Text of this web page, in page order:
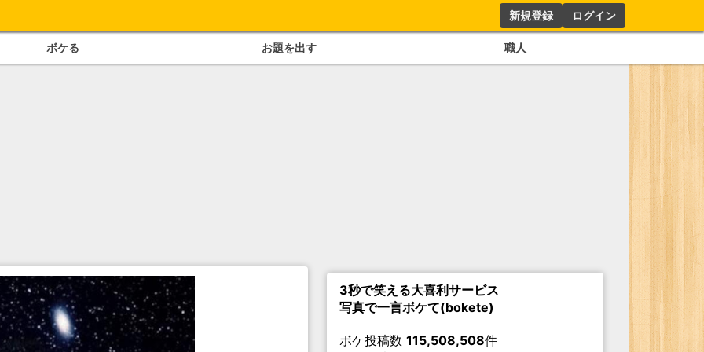
新規登録 ログイン
ボケる お題を出す 職人
3秒で笑える大喜利サービス
写真で一言ボケて(bokete)
ボケ投稿数 115,508,508件